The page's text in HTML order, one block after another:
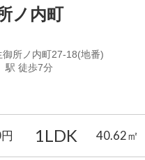
ノ内町
所ノ内町27-18(地番)
駅 徒歩7分
1LDK 40.62㎡